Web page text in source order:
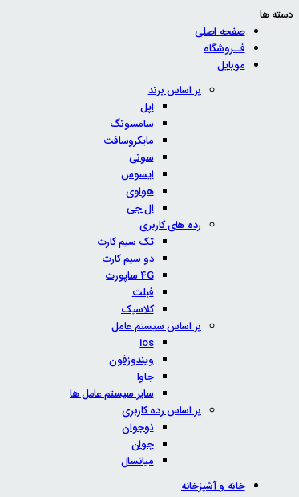
دسته ها
صفحه اصلی
فــروشگاه
موبایل
بر اساس برند
اپل
سامسونگ
مایکروسافت
سونی
ایسوس
هواوی
ال جی
رده های کاربری
تک سیم کارت
دو سیم کارت
4G ساپورت
فبلت
کلاسیک
بر اساس سیستم عامل
ios
ویندوزفون
جاوا
سایر سیستم عامل ها
بر اساس رده کاربری
نوجوان
جوان
میانسال
خانه و آشپزخانه